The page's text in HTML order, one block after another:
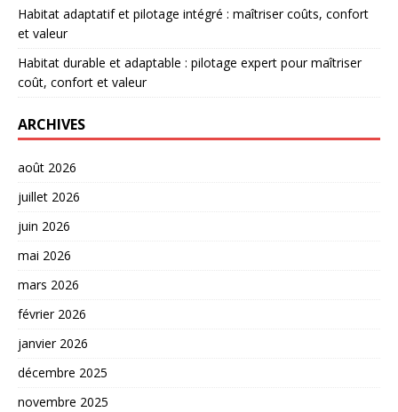
Habitat adaptatif et pilotage intégré : maîtriser coûts, confort
et valeur
Habitat durable et adaptable : pilotage expert pour maîtriser
coût, confort et valeur
ARCHIVES
août 2026
juillet 2026
juin 2026
mai 2026
mars 2026
février 2026
janvier 2026
décembre 2025
novembre 2025